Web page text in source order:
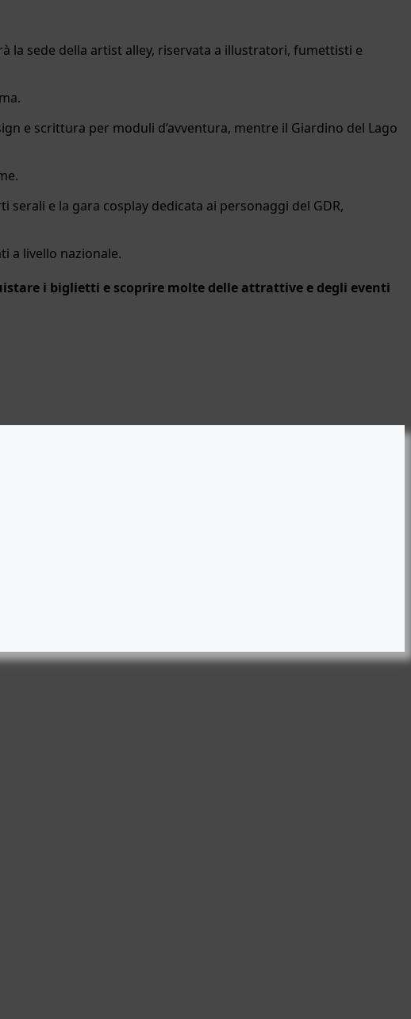
la sede della artist alley, riservata a illustratori, fumettisti e
e scrittura per moduli d’avventura, mentre il Giardino del Lago
e la gara cosplay dedicata ai personaggi del GDR,
a livello nazionale.
i biglietti e scoprire molte delle attrattive e degli eventi